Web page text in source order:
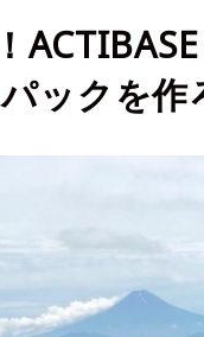
ックを作